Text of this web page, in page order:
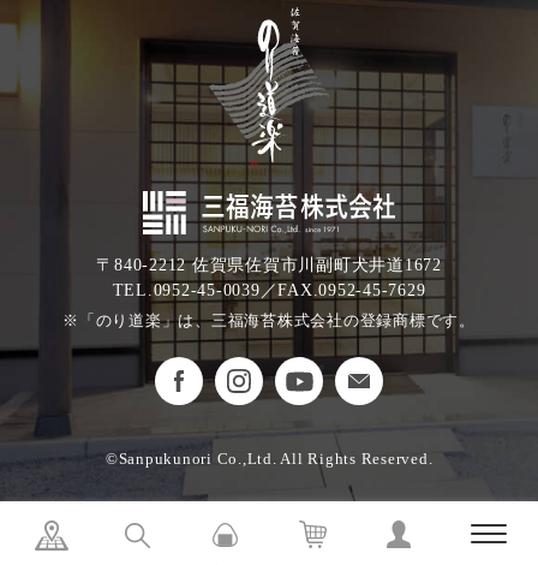
〒840-2212 佐賀県佐賀市川副町犬井道1672
TEL.0952-45-0039／FAX.0952-45-7629
※「のり道楽」は、三福海苔株式会社の登録商標です。
©Sanpukunori Co.,Ltd. All Rights Reserved.